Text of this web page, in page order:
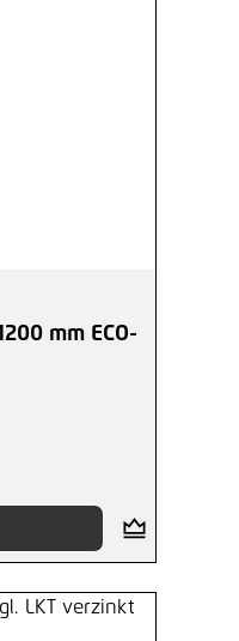
mm ECO-